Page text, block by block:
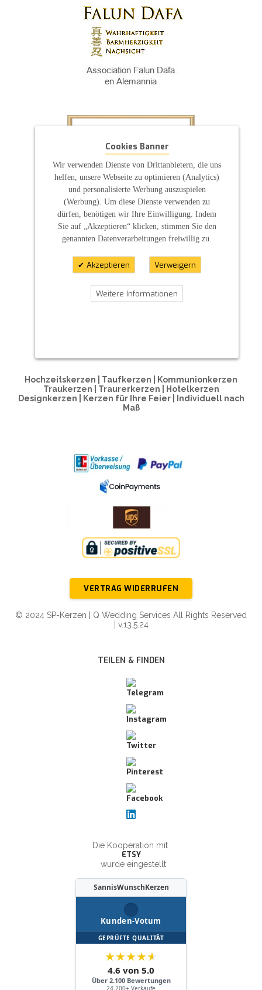
Hochzeitskerzen | Taufkerzen | Kommunionkerzen
Traukerzen | Traurerkerzen | Hotelkerzen
Designkerzen | Kerzen für Ihre Feier | Individuell nach
Maß
VERTRAG WIDERRUFEN
© 2024 SP-Kerzen | Q Wedding Services All Rights Reserved
| v.13.5.24
TEILEN & FINDEN
Die Kooperation mit
ETSY
wurde eingestellt
SannisWunschKerzen
Kunden-Votum
GEPRÜFTE QUALITÄT
★★★★★
4.6 von 5.0
Über 2.100 Bewertungen
Cookies Banner
Wir verwenden Dienste von Drittanbietern, die uns
helfen, unsere Webseite zu optimieren (Analytics)
und personalisierte Werbung auszuspielen
(Werbung). Um diese Dienste verwenden zu
dürfen, benötigen wir Ihre Einwilligung. Indem
Sie auf „Akzeptieren“ klicken, stimmen Sie den
genannten Datenverarbeitungen freiwillig zu.
Akzeptieren Verweigern
Weitere Informationen